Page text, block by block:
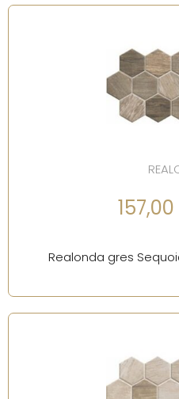
Realonda gres